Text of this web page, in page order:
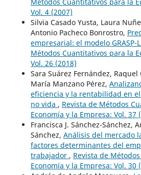
Métodos Cuantitativos para la
Vol. 4 (2007)
Silvia Casado Yusta, Laura
Antonio Pacheco Bonrostro,
empresarial: el modelo GRASP-
Métodos Cuantitativos para la
Vol. 26 (2018)
Sara Suárez Fernández,
María Manzano Pérez,
eficiencia y la rentabilidad en
no vida , Revista de Métodos
Economía y la Empresa: Vol. 37
Francisca J. Sánchez-Sánchez,
Sánchez, Análisis del mercado
factores determinantes del
trabajador , Revista de
Economía y la Empresa: Vol. 30